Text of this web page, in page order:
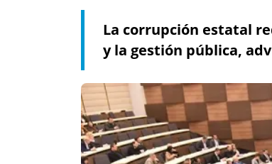
La corrupción estatal
y la gestión pública,